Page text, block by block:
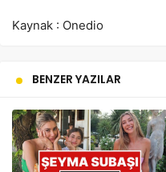
Kaynak : Onedio
BENZER YAZILAR